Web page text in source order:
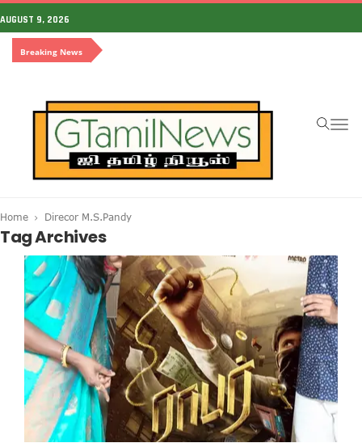
AUGUST 9, 2026
Breaking News
Home Direcor M.S.Pandy
Tag Archives